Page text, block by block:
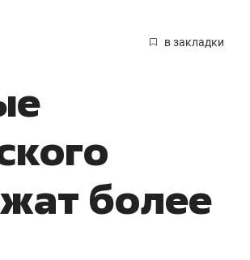
в закладки
более